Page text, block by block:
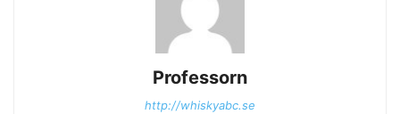
Professorn
http://whiskyabc.se